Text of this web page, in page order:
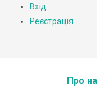
Вхід
Реєстрація
Про